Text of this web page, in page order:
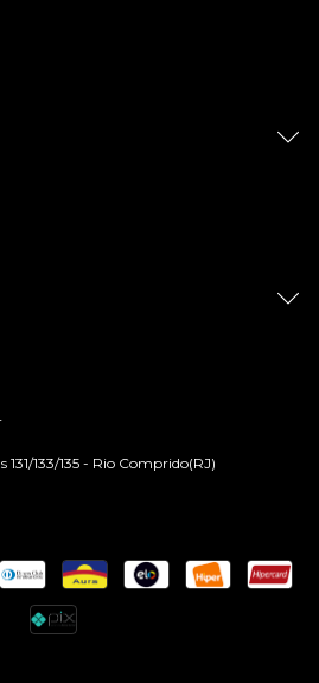
133/135 - Rio Comprido(RJ)